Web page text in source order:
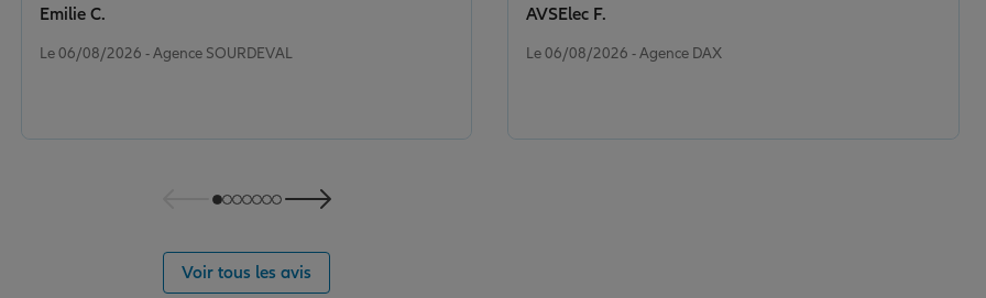
Le 06/08/2026 - Agence SOURDEVAL
Emilie C.
Le 06/08/2026 - Agence DAX
AVSElec F.
Voir tous les avis